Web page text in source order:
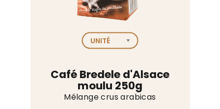
Café Bredele d'Alsace
moulu 250g
Mélange crus arabicas